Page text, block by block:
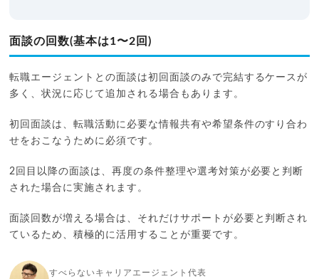
面談の回数(基本は1〜2回)
転職エージェントとの面談は初回面談のみで完結するケースが
多く、状況に応じて追加される場合もあります。
初回面談は、転職活動に必要な情報共有や希望条件のすり合わ
せをおこなうために必須です。
2回目以降の面談は、再度の条件整理や選考対策が必要と判断
された場合に実施されます。
面談回数が増える場合は、それだけサポートが必要と判断され
ているため、積極的に活用することが重要です。
すべらないキャリアエージェント代表